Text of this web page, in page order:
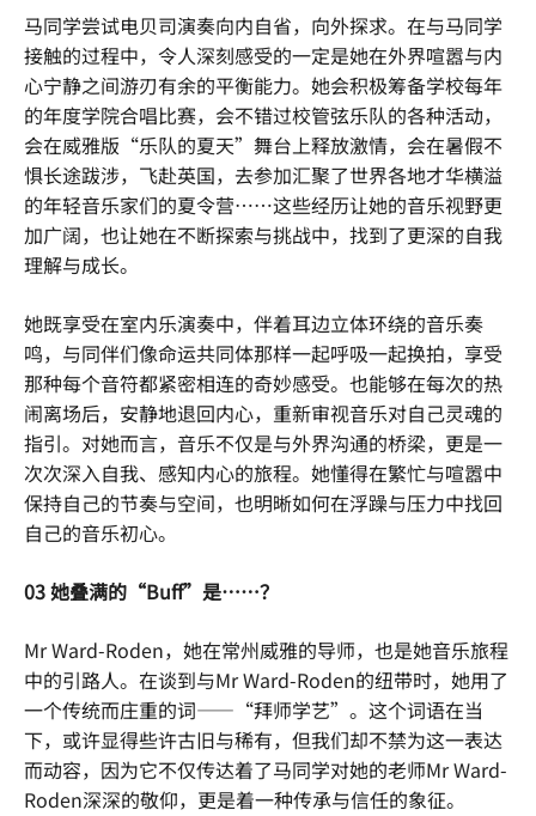
马同学尝试电贝司演奏向内自省，向外探求。在与马同学
接触的过程中，令人深刻感受的一定是她在外界喧嚣与内
心宁静之间游刃有余的平衡能力。她会积极筹备学校每年
的年度学院合唱比赛，会不错过校管弦乐队的各种活动，
会在威雅版“乐队的夏天”舞台上释放激情，会在暑假不
惧长途跋涉，飞赴英国，去参加汇聚了世界各地才华横溢
的年轻音乐家们的夏令营……这些经历让她的音乐视野更
加广阔，也让她在不断探索与挑战中，找到了更深的自我
理解与成长。
她既享受在室内乐演奏中，伴着耳边立体环绕的音乐奏
鸣，与同伴们像命运共同体那样一起呼吸一起换拍，享受
那种每个音符都紧密相连的奇妙感受。也能够在每次的热
闹离场后，安静地退回内心，重新审视音乐对自己灵魂的
指引。对她而言，音乐不仅是与外界沟通的桥梁，更是一
次次深入自我、感知内心的旅程。她懂得在繁忙与喧嚣中
保持自己的节奏与空间，也明晰如何在浮躁与压力中找回
自己的音乐初心。
03 她叠满的“Buff”是……？
Mr Ward-Roden，她在常州威雅的导师，也是她音乐旅程
中的引路人。在谈到与Mr Ward-Roden的纽带时，她用了
一个传统而庄重的词——“拜师学艺”。这个词语在当
下，或许显得些许古旧与稀有，但我们却不禁为这一表达
而动容，因为它不仅传达着了马同学对她的老师Mr Ward-
Roden深深的敬仰，更是着一种传承与信任的象征。